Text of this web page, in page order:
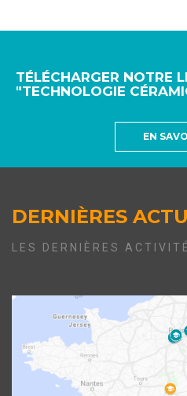
TÉLÉCHARGER NOTRE
"TECHNOLOGIE
EN
DERNIÈRES
LES DERNIÈRES